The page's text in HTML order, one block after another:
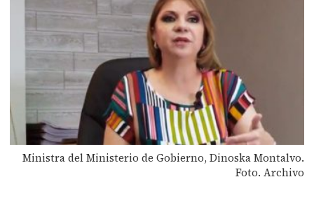
Ministra del Ministerio de Gobierno, Dinoska Montalvo.
Foto. Archivo